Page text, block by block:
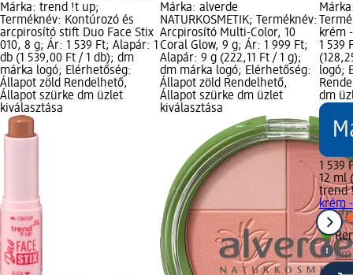
Márka: trend !t up;
Terméknév: Kontúrozó és
arcpirosító stift Duo Face Stix
010, 8 g; Ár: 1 539 Ft; Alapár: 1
db (1 539,00 Ft / 1 db); dm
márka logó; Elérhetőség:
Állapot zöld Rendelhető,
Állapot szürke dm üzlet
kiválasztása
Márka: alverde
NATURKOSMETIK; Terméknév:
Arcpirosító Multi-Color, 10
Coral Glow, 9 g; Ár: 1 999 Ft;
Alapár: 9 g (222,11 Ft / 1 g);
dm márka logó; Elérhetőség:
Állapot zöld Rendelhető,
Állapot szürke dm üzlet
kiválasztása
krém
1 539
logó;
dm
1 539
12 ml
trend
krém